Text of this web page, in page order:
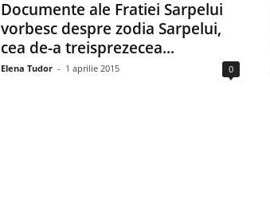
Documente ale Fratiei Sarpelui
vorbesc despre zodia Sarpelui,
cea de-a treisprezecea...
Elena Tudor - 1 aprilie 2015 0